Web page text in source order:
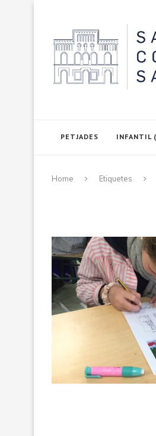
PETJADES INFANTIL
Home Etiquetes